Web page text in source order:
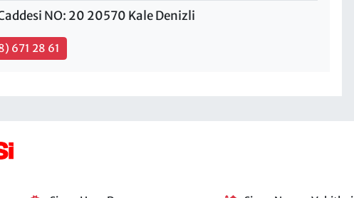
NO: 20 20570 Kale Denizli
671 28 61